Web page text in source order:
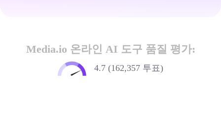
Media.io 온라인 AI 도구 품질 평가:
4.7 (162,357 투표)